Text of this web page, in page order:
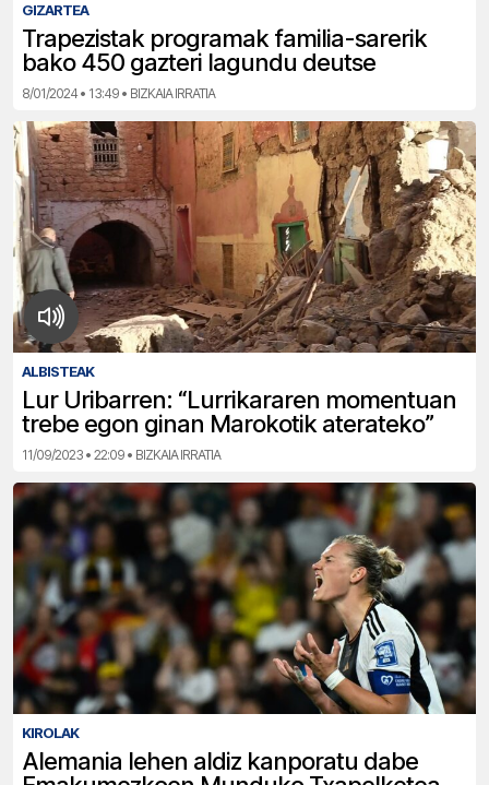
GIZARTEA
Trapezistak programak familia-sarerik
bako 450 gazteri lagundu deutse
8/01/2024 • 13:49 • BIZKAIA IRRATIA
ALBISTEAK
Lur Uribarren: “Lurrikararen momentuan
trebe egon ginan Marokotik aterateko”
11/09/2023 • 22:09 • BIZKAIA IRRATIA
KIROLAK
Alemania lehen aldiz kanporatu dabe